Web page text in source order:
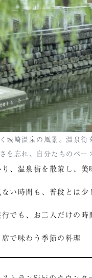
城崎温泉の風景。温泉街
を忘れ、自分たちのペー
、温泉街を散策し、美
い時間も、普段とは少
でも、お二人だけの時
で味わう季節の料理